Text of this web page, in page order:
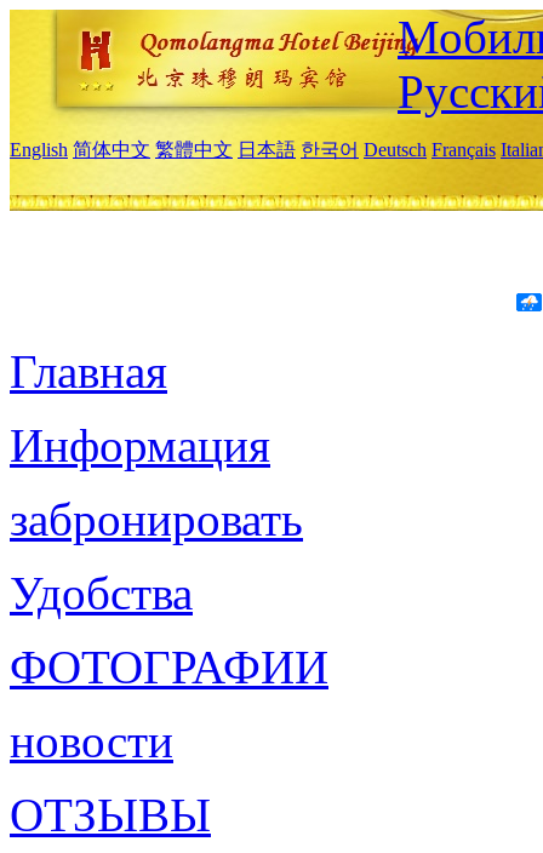
English 简体中文 繁體中文 日本語 한국어 Deutsch Français
Главная
Информация
забронировать
Удобства
ФОТОГРАФИИ
новости
ОТЗЫВЫ